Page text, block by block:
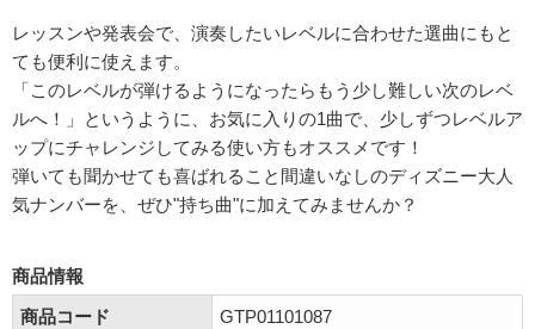
レッスンや発表会で、演奏したいレベルに合わせた選曲にもと
ても便利に使えます。
「このレベルが弾けるようになったらもう少し難しい次のレベ
ルへ！」というように、お気に入りの1曲で、少しずつレベルア
ップにチャレンジしてみる使い方もオススメです！
弾いても聞かせても喜ばれること間違いなしのディズニー大人
気ナンバーを、ぜひ"持ち曲"に加えてみませんか？
商品情報
商品コード
GTP01101087